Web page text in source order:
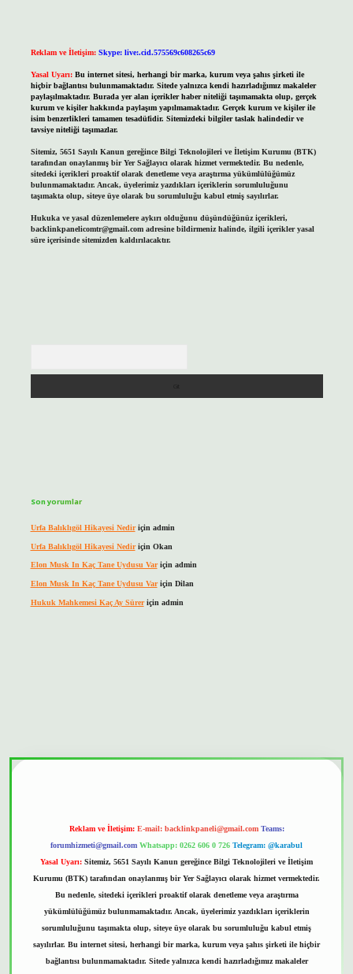
Reklam ve İletişim: Skype: live:.cid.575569c608265c69
Yasal Uyarı: Bu internet sitesi, herhangi bir marka, kurum veya şahıs şirketi ile
hiçbir bağlantısı bulunmamaktadır. Sitede yalnızca kendi hazırladığımız makaleler
paylaşılmaktadır. Burada yer alan içerikler haber niteliği taşımamakta olup, gerçek
kurum ve kişiler hakkında paylaşım yapılmamaktadır. Gerçek kurum ve kişiler ile
isim benzerlikleri tamamen tesadüfidir. Sitemizdeki bilgiler taslak halindedir ve
tavsiye niteliği taşımazlar.
Sitemiz, 5651 Sayılı Kanun gereğince Bilgi Teknolojileri ve İletişim Kurumu (BTK)
tarafından onaylanmış bir Yer Sağlayıcı olarak hizmet vermektedir. Bu nedenle,
sitedeki içerikleri proaktif olarak denetleme veya araştırma yükümlülüğümüz
bulunmamaktadır. Ancak, üyelerimiz yazdıkları içeriklerin sorumluluğunu
taşımakta olup, siteye üye olarak bu sorumluluğu kabul etmiş sayılırlar.
Hukuka ve yasal düzenlemelere aykırı olduğunu düşündüğünüz içerikleri,
backlinkpanelicomtr@gmail.comadresine bildirmeniz halinde, ilgili içerikler yasal
süre içerisinde sitemizden kaldırılacaktır.
Son yorumlar
Urfa Balıklıgöl Hikayesi Nediriçin admin
Urfa Balıklıgöl Hikayesi Nediriçin Okan
Elon Musk In Kaç Tane Uydusu Variçin admin
Elon Musk In Kaç Tane Uydusu Variçin Dilan
Hukuk Mahkemesi Kaç Ay Süreriçin admin
Reklam ve İletişim: E-mail: backlinkpaneli@gmail.com Teams:
forumhizmeti@gmail.com Whatsapp: 0262 606 0 726 Telegram: @karabul
Yasal Uyarı: Sitemiz, 5651 Sayılı Kanun gereğince Bilgi Teknolojileri ve İletişim
Kurumu (BTK) tarafından onaylanmış bir Yer Sağlayıcı olarak hizmet vermektedir.
Bu nedenle, sitedeki içerikleri proaktif olarak denetleme veya araştırma
yükümlülüğümüz bulunmamaktadır. Ancak, üyelerimiz yazdıkları içeriklerin
sorumluluğunu taşımakta olup, siteye üye olarak bu sorumluluğu kabul etmiş
sayılırlar. Bu internet sitesi, herhangi bir marka, kurum veya şahıs şirketi ile hiçbir
bağlantısı bulunmamaktadır. Sitede yalnızca kendi hazırladığımız makaleler